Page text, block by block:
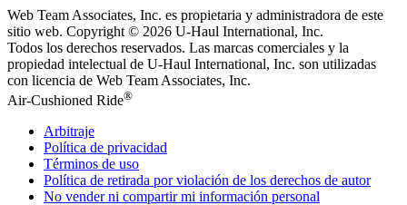
Web Team Associates, Inc. es propietaria y administradora de este
sitio web. Copyright © 2026 U-Haul International, Inc.
Todos los derechos reservados. Las marcas comerciales y la
propiedad intelectual de U-Haul International, Inc. son utilizadas
con licencia de Web Team Associates, Inc.
Air-Cushioned Ride®
Arbitraje
Política de privacidad
Términos de uso
Política de retirada por violación de los derechos de autor
No vender ni compartir mi información personal